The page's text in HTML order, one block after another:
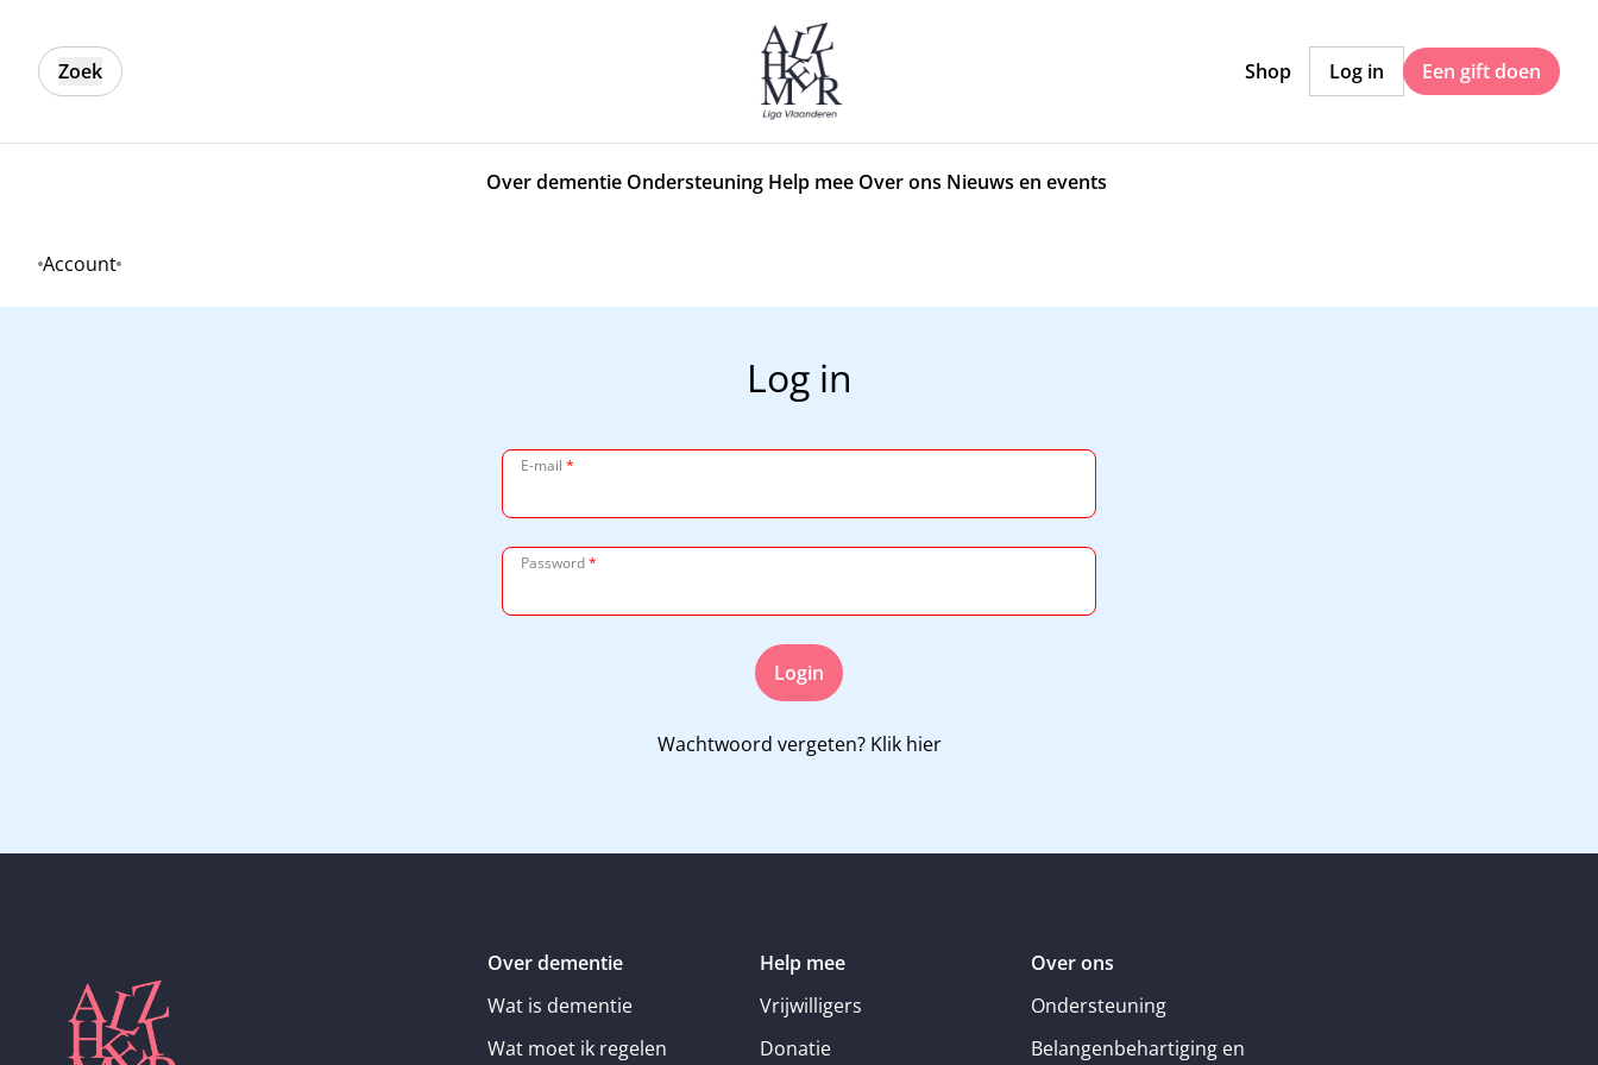
Zoek Shop Log in Een gift doen
Over dementie Ondersteuning Help mee Over ons Nieuws en events
Home
Account
Log in
E-mail *
Password*
Login
Wachtwoord vergeten? Klik hier
Over dementie
Wat is dementie
Wat moet ik regelen
Help mee
Vrijwilligers
Donatie
Over ons
Ondersteuning
Belangenbehartiging en